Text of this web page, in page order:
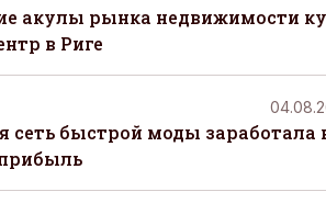
акулы рынка недвижимости
в Риге
сеть быстрой моды заработала